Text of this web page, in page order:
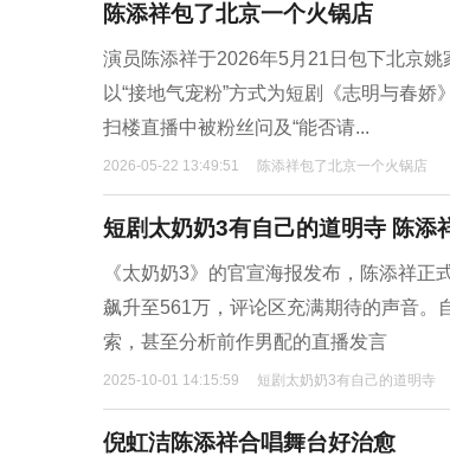
陈添祥包了北京一个火锅店
演员陈添祥于2026年5月21日包下北京
以“接地气宠粉”方式为短剧《志明与春
扫楼直播中被粉丝问及“能否请...
2026-05-22 13:49:51 陈添祥包了北京一个火锅店
短剧太奶奶3有自己的道明寺 陈添
《太奶奶3》的官宣海报发布，陈添祥正
飙升至561万，评论区充满期待的声音。
索，甚至分析前作男配的直播发言
2025-10-01 14:15:59 短剧太奶奶3有自己的道明寺
倪虹洁陈添祥合唱舞台好治愈